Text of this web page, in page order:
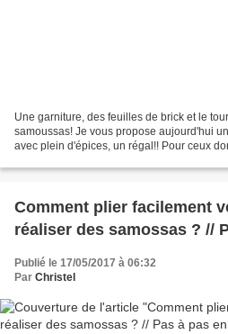
Une garniture, des feuilles de brick et le
samoussas! Je vous propose aujourd'hui
avec plein d'épices, un régal!! Pour ceux
Comment plier facilement
réaliser des samossas ? //
Publié le 17/05/2017 à 06:32
Par Christel